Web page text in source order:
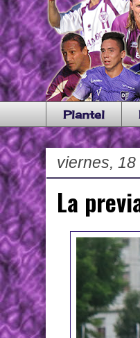
Plantel
viernes,
La